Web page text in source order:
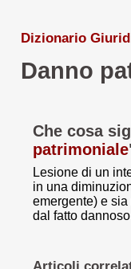
Dizionario
Danno
Che cosa
patrimoniale
Lesione di un
in una
emergente) e
dal fatto